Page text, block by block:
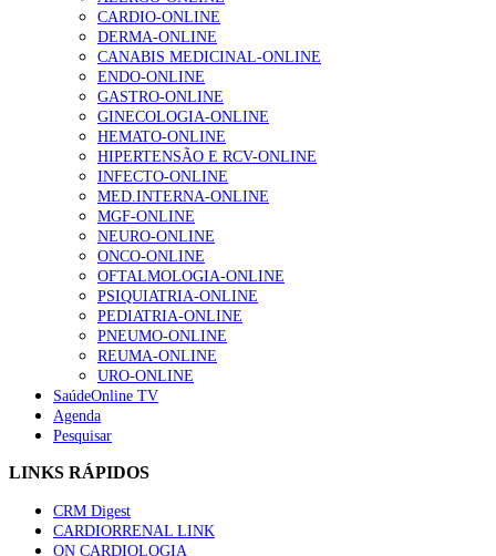
1.º Episódio do Podcast “Frequência Cardio – Sintoniza-
te na Insuficiência Cardíaca” da Bayer
169 visualizações
Alguns milhares de utentes podem ficar sem médico de
família com nova regras do registo, alerta associação
132 visualizações
“Os programas de rastreio do cancro do pulmão são
custo-efetivos e representam um investimento
sustentável para os sistemas de saúde”
93 visualizações
Quase quatro em cada dez doentes com enfarte
apresentavam níveis elevados de Lp(a), revela estudo
Trodelvy aprovado para primeira linha no cancro da
CARDIO-ONLINE
DERMA-ONLINE
CANABIS MEDICINAL-ONLINE
ENDO-ONLINE
GASTRO-ONLINE
GINECOLOGIA-ONLINE
HEMATO-ONLINE
HIPERTENSÃO E RCV-ONLINE
INFECTO-ONLINE
MED.INTERNA-ONLINE
MGF-ONLINE
NEURO-ONLINE
ONCO-ONLINE
OFTALMOLOGIA-ONLINE
PSIQUIATRIA-ONLINE
PEDIATRIA-ONLINE
PNEUMO-ONLINE
REUMA-ONLINE
URO-ONLINE
SaúdeOnline TV
Agenda
Pesquisar
LINKS RÁPIDOS
CRM Digest
CARDIORRENAL LINK
ON CARDIOLOGIA